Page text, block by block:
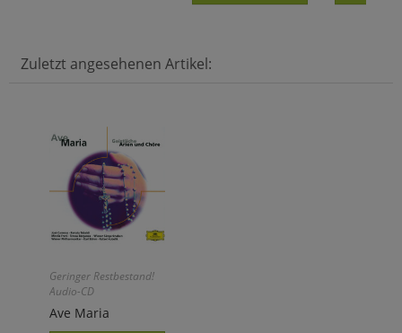
Zuletzt angesehenen Artikel:
Geringer Restbestand!
Audio-CD
Ave Maria